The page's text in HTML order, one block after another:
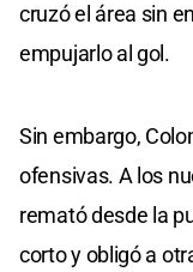
cruzó el área sin
empujarlo al gol.
Sin embargo,
ofensivas. A los
remató desde la
corto y obligó a